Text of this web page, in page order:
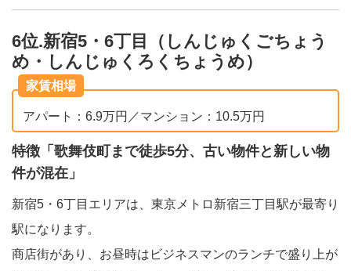
6位.新宿5・6丁目（しんじゅくごちょう
め・しんじゅくろくちょうめ）
家賃相場
アパート：6.9万円／マンション：10.5万円
特徴「歌舞伎町まで徒歩5分、古い物件と新しい物
件が混在」
新宿5・6丁目エリアは、東京メトロ新宿三丁目駅が最寄り
駅になります。
商店街があり、お昼時はビジネスマンのランチで盛り上が